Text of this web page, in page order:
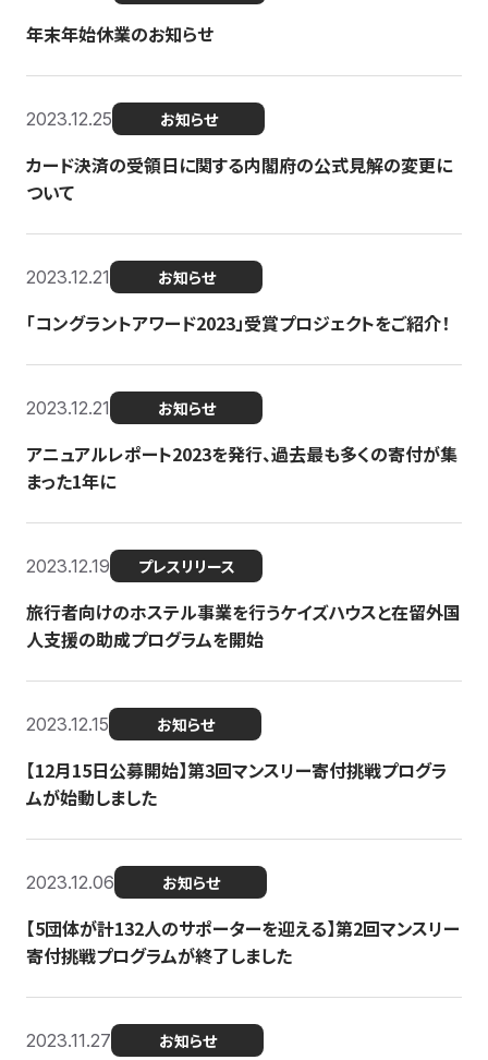
年末年始休業のお知らせ
2023.12.25 お知らせ
カード決済の受領日に関する内閣府の公式見解の変更に
ついて
2023.12.21 お知らせ
「コングラントアワード2023」受賞プロジェクトをご紹介！
2023.12.21 お知らせ
アニュアルレポート2023を発行、過去最も多くの寄付が集
まった1年に
2023.12.19 プレスリリース
旅行者向けのホステル事業を行うケイズハウスと在留外国
人支援の助成プログラムを開始
2023.12.15 お知らせ
【12月15日公募開始】第3回マンスリー寄付挑戦プログラ
ムが始動しました
2023.12.06 お知らせ
【5団体が計132人のサポーターを迎える】第2回マンスリー
寄付挑戦プログラムが終了しました
2023.11.27 お知らせ